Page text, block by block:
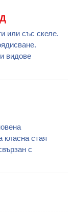
или със скеле.
видове
класна стая
с